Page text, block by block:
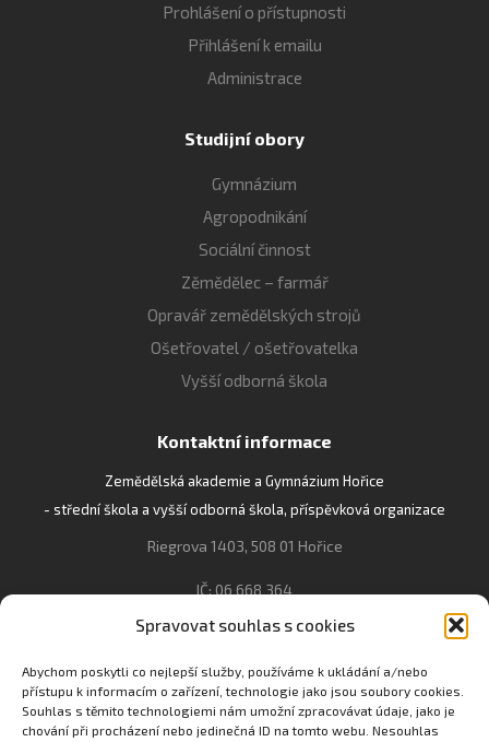
Spravovat souhlas s cookies
Abychom poskytli co nejlepší služby, používáme k ukládání a/nebo
přístupu k informacím o zařízení, technologie jako jsou soubory cookies.
Souhlas s těmito technologiemi nám umožní zpracovávat údaje, jako je
chování při procházení nebo jedinečná ID na tomto webu. Nesouhlas
Prohlášení o přístupnosti
Přihlášení k emailu
Administrace
Studijní obory
Gymnázium
Agropodnikání
Sociální činnost
Zěmědělec – farmář
Opravář zemědělských strojů
Ošetřovatel / ošetřovatelka
Vyšší odborná škola
Kontaktní informace
Zemědělská akademie a Gymnázium Hořice
- střední škola a vyšší odborná škola, příspěvková organizace
Riegrova 1403, 508 01 Hořice
IČ: 06 668 364
493 623 021, 493 623 022
info@gozhorice.cz
www.zaghorice.cz
Pověřenec pro ochranu osobních údajů: